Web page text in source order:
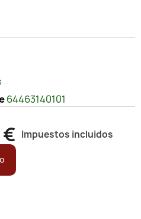
64463140101
€ Impuestos incluidos